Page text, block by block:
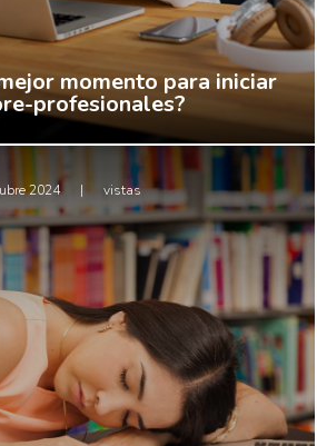
momento para iniciar
profesionales?
2024 | vistas